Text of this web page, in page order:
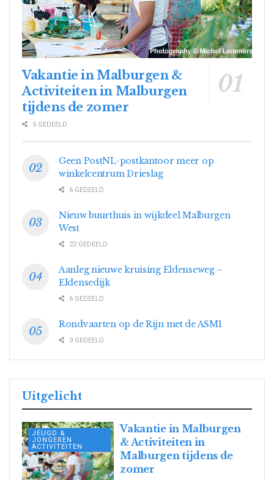
Vakantie in Malburgen &
Activiteiten in Malburgen
tijdens de zomer
5 GEDEELD
Geen PostNL-postkantoor meer op
winkelcentrum Drieslag
6 GEDEELD
Nieuw buurthuis in wijkdeel Malburgen
West
22 GEDEELD
Aanleg nieuwe kruising Eldenseweg –
Eldensedijk
6 GEDEELD
Rondvaarten op de Rijn met de ASM1
3 GEDEELD
Uitgelicht
JEUGD &
JONGEREN
ACTIVITEITEN
Vakantie in Malburgen
& Activiteiten in
Malburgen tijdens de
zomer